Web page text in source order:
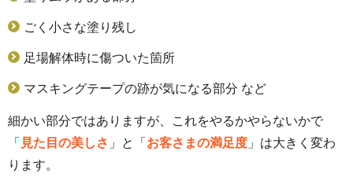
ごく小さな塗り残し
足場解体時に傷ついた箇所
マスキングテープの跡が気になる部分 など
細かい部分ではありますが、これをやるかやらないかで
「 見た目の美しさ 」と「 お客さまの満足度 」は大きく変わ
ります。